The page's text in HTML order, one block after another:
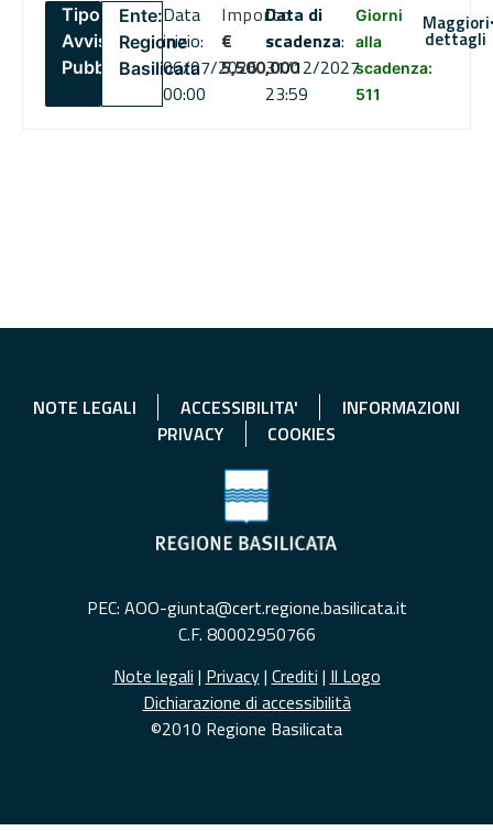
Tipo:
Avviso
Pubblico
Ente:
Regione
Basilicata
Data
inizio:
06/07/2026
00:00
Importo
€
5,500,000
Data di
scadenza:
31/12/2027
23:59
Giorni
alla
scadenza:
511
Maggiori
dettagli
NOTE LEGALI ACCESSIBILITA'
INFORMAZIONI
PRIVACY
COOKIES
PEC: AOO-giunta@cert.regione.basilicata.it
C.F. 80002950766
Note legali | Privacy| Crediti | Il Logo
Dichiarazione di accessibilità
©2010 Regione Basilicata